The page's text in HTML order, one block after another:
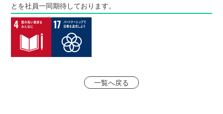
とを社員一同期待しております。
一覧へ戻る